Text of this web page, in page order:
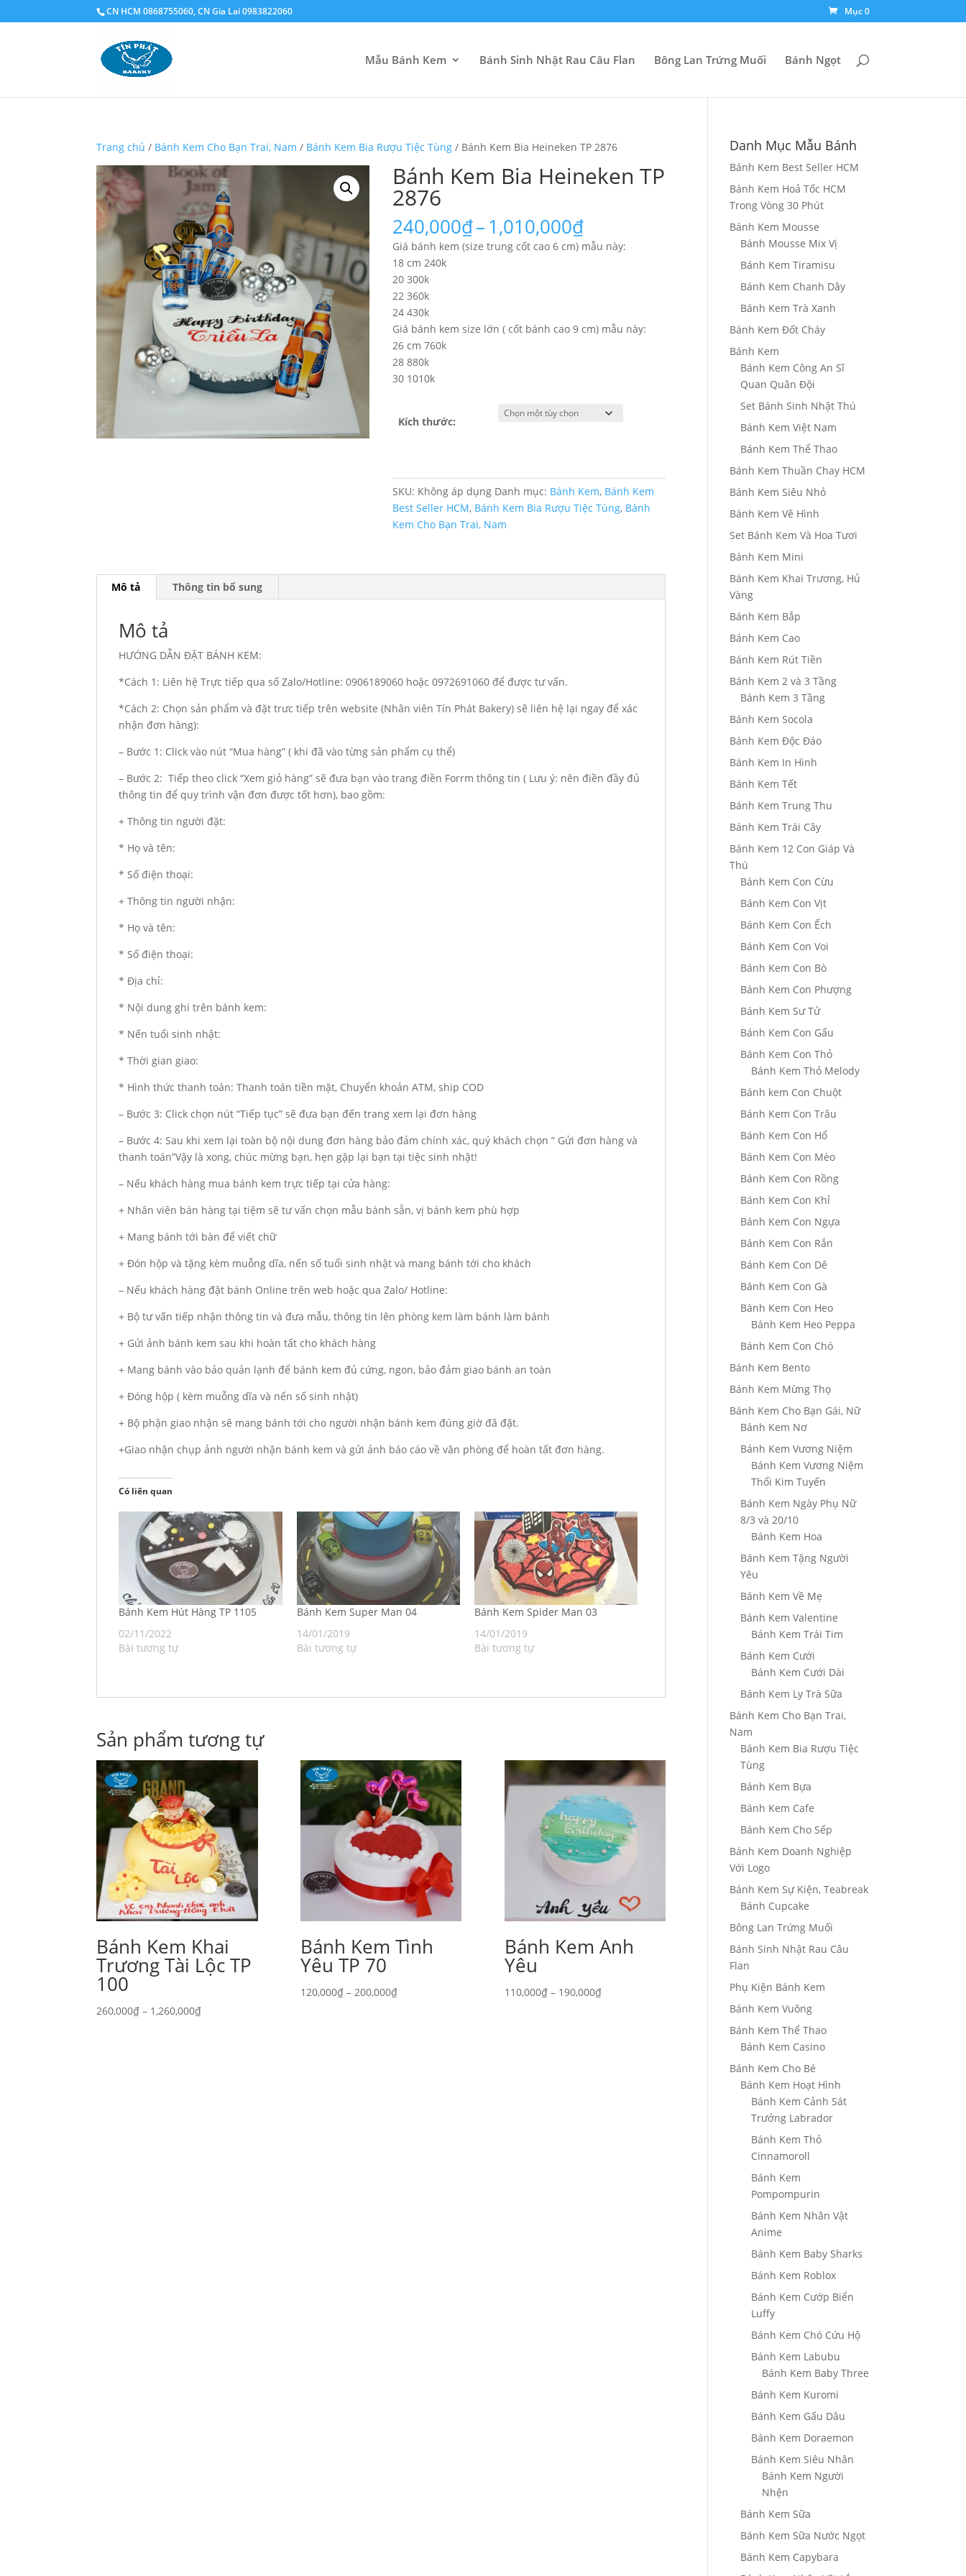
CN HCM 0868755060, CN Gia Lai 0983822060 Mục 0
Mẫu Bánh Kem Bánh Sinh Nhật Rau Câu Flan Bông Lan Trứng Muối Bánh Ngọt
Trang chủ / Bánh Kem Cho Bạn Trai, Nam / Bánh Kem Bia Rượu Tiệc Tùng / Bánh Kem Bia Heineken TP 2876
Bánh Kem Bia Heineken TP
2876
240,000₫–1,010,000₫Khoảng
giá:
từ
Giá bánh kem (size trung cốt cao 6 cm) mẫu này:
18 cm 240k
20 300k
22 360k
24 430k
Giá bánh kem size lớn ( cốt bánh cao 9 cm) mẫu này:
26 cm 760k
28 880k
30 1010k
Kích thước:
SKU: Không áp dụng Danh mục: Bánh Kem, Bánh Kem
Best Seller HCM, Bánh Kem Bia Rượu Tiệc Tùng, Bánh
Kem Cho Bạn Trai, Nam
Mô tả Thông tin bổ sung
Mô tả
HƯỚNG DẪN ĐẶT BÁNH KEM:
*Cách 1: Liên hệ Trực tiếp qua số Zalo/Hotline: 0906189060 hoặc 0972691060 để được tư vấn.
*Cách 2: Chọn sản phẩm và đặt trưc tiếp trên website (Nhân viên Tín Phát Bakery) sẽ liên hệ lại ngay để xác
nhận đơn hàng):
– Bước 1: Click vào nút “Mua hàng” ( khi đã vào từng sản phẩm cụ thể)
– Bước 2: Tiếp theo click “Xem giỏ hàng” sẽ đưa bạn vào trang điền Forrm thông tin ( Lưu ý: nên điền đầy đủ
thông tin để quy trình vận đơn được tốt hơn), bao gồm:
+ Thông tin người đặt:
* Họ và tên:
* Số điện thoại:
+ Thông tin người nhận:
* Họ và tên:
* Số điện thoại:
* Địa chỉ:
* Nội dung ghi trên bánh kem:
* Nến tuổi sinh nhật:
* Thời gian giao:
* Hình thức thanh toán: Thanh toán tiền mặt, Chuyển khoản ATM, ship COD
– Bước 3: Click chọn nút “Tiếp tục” sẽ đưa bạn đến trang xem lại đơn hàng
– Bước 4: Sau khi xem lại toàn bộ nội dung đơn hàng bảo đảm chính xác, quý khách chọn ” Gửi đơn hàng và
thanh toán”Vậy là xong, chúc mừng bạn, hẹn gặp lại bạn tại tiệc sinh nhật!
– Nếu khách hàng mua bánh kem trực tiếp tại cửa hàng:
+ Nhân viên bán hàng tại tiệm sẽ tư vấn chọn mẫu bánh sẵn, vị bánh kem phù hợp
+ Mang bánh tới bàn để viết chữ
+ Đón hộp và tặng kèm muỗng dĩa, nến số tuổi sinh nhật và mang bánh tới cho khách
– Nếu khách hàng đặt bánh Online trên web hoặc qua Zalo/ Hotline:
+ Bộ tư vấn tiếp nhận thông tin và đưa mẫu, thông tin lên phòng kem làm bánh làm bánh
+ Gửi ảnh bánh kem sau khi hoàn tất cho khách hàng
+ Mang bánh vào bảo quản lạnh để bánh kem đủ cứng, ngon, bảo đảm giao bánh an toàn
+ Đóng hộp ( kèm muỗng dĩa và nến số sinh nhật)
+ Bộ phận giao nhận sẽ mang bánh tới cho người nhận bánh kem đúng giờ đã đặt.
+Giao nhận chụp ảnh người nhận bánh kem và gửi ảnh báo cáo về văn phòng để hoàn tất đơn hàng.
Có liên quan
Bánh Kem Hút Hàng TP 1105
02/11/2022
Bài tương tự
Bánh Kem Super Man 04
14/01/2019
Bài tương tự
Bánh Kem Spider Man 03
14/01/2019
Bài tương tự
Sản phẩm tương tự
Bánh Kem Khai
Trương Tài Lộc TP
100
260,000₫ – 1,260,000₫Khoảng
Bánh Kem Tình
Yêu TP 70
120,000₫ – 200,000₫Khoảng
Bánh Kem Anh
Yêu
110,000₫ – 190,000₫Khoảng
Danh Mục Mẫu Bánh
Bánh Kem Best Seller HCM
Bánh Kem Hoả Tốc HCM
Trong Vòng 30 Phút
Bánh Kem Mousse
Bánh Mousse Mix Vị
Bánh Kem Tiramisu
Bánh Kem Chanh Dây
Bánh Kem Trà Xanh
Bánh Kem Đốt Cháy
Bánh Kem
Bánh Kem Công An Sĩ
Quan Quân Đội
Set Bánh Sinh Nhật Thú
Bánh Kem Việt Nam
Bánh Kem Thể Thao
Bánh Kem Thuần Chay HCM
Bánh Kem Siêu Nhỏ
Bánh Kem Vẽ Hình
Set Bánh Kem Và Hoa Tươi
Bánh Kem Mini
Bánh Kem Khai Trương, Hủ
Vàng
Bánh Kem Bắp
Bánh Kem Cao
Bánh Kem Rút Tiền
Bánh Kem 2 và 3 Tầng
Bánh Kem 3 Tầng
Bánh Kem Socola
Bánh Kem Độc Đáo
Bánh Kem In Hình
Bánh Kem Tết
Bánh Kem Trung Thu
Bánh Kem Trái Cây
Bánh Kem 12 Con Giáp Và
Thú
Bánh Kem Con Cừu
Bánh Kem Con Vịt
Bánh Kem Con Ếch
Bánh Kem Con Voi
Bánh Kem Con Bò
Bánh Kem Con Phượng
Bánh Kem Sư Tử
Bánh Kem Con Gấu
Bánh Kem Con Thỏ
Bánh Kem Thỏ Melody
Bánh kem Con Chuột
Bánh Kem Con Trâu
Bánh Kem Con Hổ
Bánh Kem Con Mèo
Bánh Kem Con Rồng
Bánh Kem Con Khỉ
Bánh Kem Con Ngựa
Bánh Kem Con Rắn
Bánh Kem Con Dê
Bánh Kem Con Gà
Bánh Kem Con Heo
Bánh Kem Heo Peppa
Bánh Kem Con Chó
Bánh Kem Bento
Bánh Kem Mừng Thọ
Bánh Kem Cho Bạn Gái, Nữ
Bánh Kem Nơ
Bánh Kem Vương Niệm
Bánh Kem Vương Niệm
Thổi Kim Tuyến
Bánh Kem Ngày Phụ Nữ
8/3 và 20/10
Bánh Kem Hoa
Bánh Kem Tặng Người
Yêu
Bánh Kem Về Mẹ
Bánh Kem Valentine
Bánh Kem Trái Tim
Bánh Kem Cưới
Bánh Kem Cưới Dài
Bánh Kem Ly Trà Sữa
Bánh Kem Cho Bạn Trai,
Nam
Bánh Kem Bia Rượu Tiệc
Tùng
Bánh Kem Bựa
Bánh Kem Cafe
Bánh Kem Cho Sếp
Bánh Kem Doanh Nghiệp
Với Logo
Bánh Kem Sự Kiện, Teabreak
Bánh Cupcake
Bông Lan Trứng Muối
Bánh Sinh Nhật Rau Câu
Flan
Phụ Kiện Bánh Kem
Bánh Kem Vuông
Bánh Kem Thể Thao
Bánh Kem Casino
Bánh Kem Cho Bé
Bánh Kem Hoạt Hình
Bánh Kem Cảnh Sát
Trưởng Labrador
Bánh Kem Thỏ
Cinnamoroll
Bánh Kem
Pompompurin
Bánh Kem Nhân Vật
Anime
Bánh Kem Baby Sharks
Bánh Kem Roblox
Bánh Kem Cướp Biển
Luffy
Bánh Kem Chó Cứu Hộ
Bánh Kem Labubu
Bánh Kem Baby Three
Bánh Kem Kuromi
Bánh Kem Gấu Dâu
Bánh Kem Doraemon
Bánh Kem Siêu Nhân
Bánh Kem Người
Nhện
Bánh Kem Sữa
Bánh Kem Sữa Nước Ngọt
Bánh Kem Capybara